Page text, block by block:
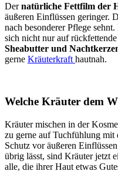
Dernatürliche Fettfilm der
äußeren Einflüssen geringer.
nach besonderer Pflege
sich nicht nur auf
Sheabutter und
gerne Kräuterkraft hautnah.
Welche Kräuter dem
Kräuter mischen in der
zu gerne auf Tuchfühlung mit
Schutz vor äußeren
übrig lässt, sind Kräuter jetzt
alle, die ihrer Haut etwas